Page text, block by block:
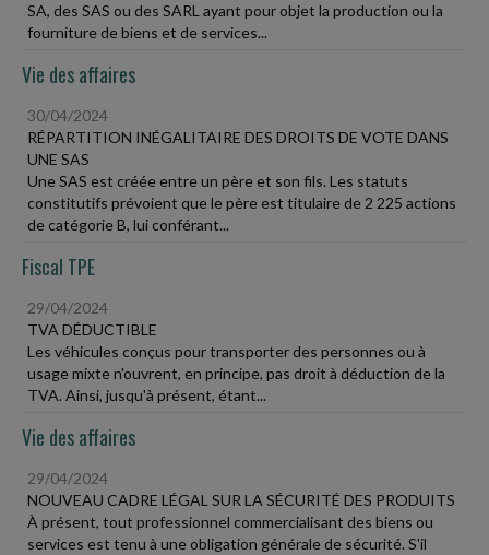
SA, des SAS ou des SARL ayant pour objet la production ou la
fourniture de biens et de services...
Vie des affaires
30/04/2024
RÉPARTITION INÉGALITAIRE DES DROITS DE VOTE DANS
UNE SAS
Une SAS est créée entre un père et son fils. Les statuts
constitutifs prévoient que le père est titulaire de 2 225 actions
de catégorie B, lui conférant...
Fiscal TPE
29/04/2024
TVA DÉDUCTIBLE
Les véhicules conçus pour transporter des personnes ou à
usage mixte n'ouvrent, en principe, pas droit à déduction de la
TVA. Ainsi, jusqu'à présent, étant...
Vie des affaires
29/04/2024
NOUVEAU CADRE LÉGAL SUR LA SÉCURITÉ DES PRODUITS
À présent, tout professionnel commercialisant des biens ou
services est tenu à une obligation générale de sécurité. S'il